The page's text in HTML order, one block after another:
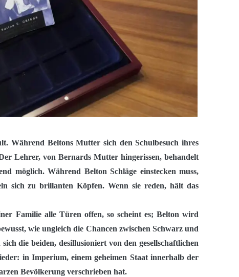
Während Beltons Mutter sich den Schulbesuch ihres
Lehrer, von Bernards Mutter hingerissen, behandelt
möglich. Während Belton Schläge einstecken muss,
sich zu brillanten Köpfen. Wenn sie reden, hält das
Familie alle Türen offen, so scheint es; Belton wird
wie ungleich die Chancen zwischen Schwarz und
die beiden, desillusioniert von den gesellschaftlichen
in Imperium, einem geheimen Staat innerhalb der
Bevölkerung verschrieben hat.